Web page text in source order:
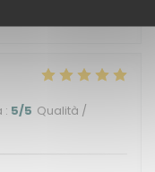
: 5/5 Qualità /